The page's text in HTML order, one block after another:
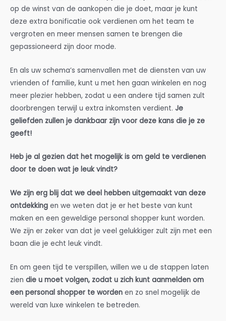
op de winst van de aankopen die je doet, maar je kunt
deze extra bonificatie ook verdienen om het team te
vergroten en meer mensen samen te brengen die
gepassioneerd zijn door mode.
En als uw schema’s samenvallen met de diensten van uw
vrienden of familie, kunt u met hen gaan winkelen en nog
meer plezier hebben, zodat u een andere tijd samen zult
doorbrengen terwijl u extra inkomsten verdient. Je
geliefden zullen je dankbaar zijn voor deze kans die je ze
geeft!
Heb je al gezien dat het mogelijk is om geld te verdienen
door te doen wat je leuk vindt?
We zijn erg blij dat we deel hebben uitgemaakt van deze
ontdekking en we weten dat je er het beste van kunt
maken en een geweldige personal shopper kunt worden.
We zijn er zeker van dat je veel gelukkiger zult zijn met een
baan die je echt leuk vindt.
En om geen tijd te verspillen, willen we u de stappen laten
zien die u moet volgen, zodat u zich kunt aanmelden om
een personal shopper te worden en zo snel mogelijk de
wereld van luxe winkelen te betreden.